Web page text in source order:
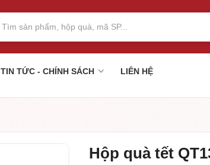
TIN TỨC - CHÍNH SÁCH LIÊN HỆ
Hộp quà tết